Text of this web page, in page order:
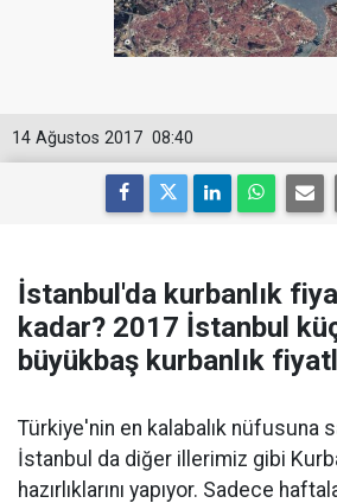
08:40
14 Ağustos 2017
İstanbul'da kurbanlık
kadar? 2017 İstanbul
büyükbaş kurbanlık
Türkiye'nin en kalabalık nüfusuna
İstanbul da diğer illerimiz gibi
hazırlıklarını yapıyor. Sadece